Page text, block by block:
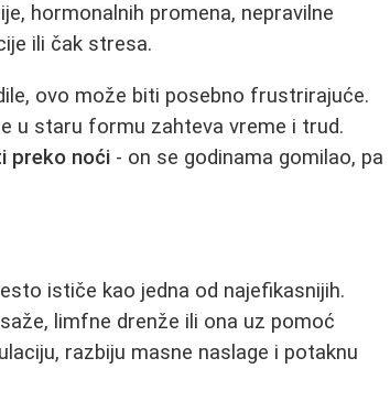
hormonalnih promena, nepravilne
ili čak stresa.
ovo može biti posebno frustrirajuće.
u staru formu zahteva vreme i trud.
preko noći - on se godinama gomilao, pa
ističe kao jedna od najefikasnijih.
limfne drenže ili ona uz pomoć
razbiju masne naslage i potaknu